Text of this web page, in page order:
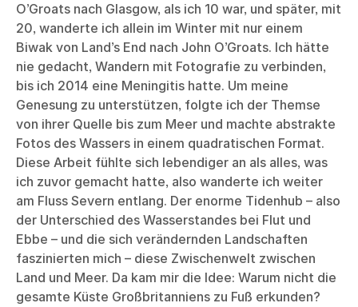
O’Groats nach Glasgow, als ich 10 war, und später, mit
20, wanderte ich allein im Winter mit nur einem
Biwak von Land’s End nach John O’Groats. Ich hätte
nie gedacht, Wandern mit Fotografie zu verbinden,
bis ich 2014 eine Meningitis hatte. Um meine
Genesung zu unterstützen, folgte ich der Themse
von ihrer Quelle bis zum Meer und machte abstrakte
Fotos des Wassers in einem quadratischen Format.
Diese Arbeit fühlte sich lebendiger an als alles, was
ich zuvor gemacht hatte, also wanderte ich weiter
am Fluss Severn entlang. Der enorme Tidenhub – also
der Unterschied des Wasserstandes bei Flut und
Ebbe – und die sich verändernden Landschaften
faszinierten mich – diese Zwischenwelt zwischen
Land und Meer. Da kam mir die Idee: Warum nicht die
gesamte Küste Großbritanniens zu Fuß erkunden?